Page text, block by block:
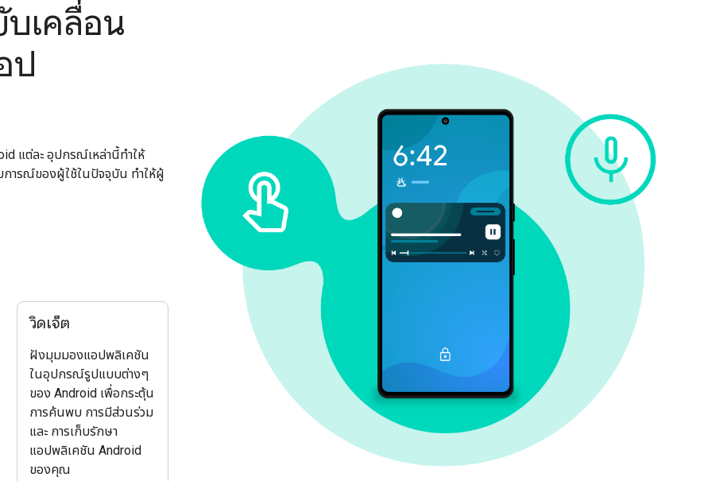
บเคลื่อน
ป
แต่ละ อุปกรณ์เหล่านี้ทำให้
การณ์ของผู้ใช้ในปัจจุบัน ทำให้ผู้
วิดเจ็ต
ฝังมุมมองแอปพลิเคชัน
ในอุปกรณ์รูปแบบต่างๆ
ของ Android เพื่อกระตุ้น
การค้นพบ การมีส่วนร่วม
และ การเก็บรักษา
แอปพลิเคชัน Android
ของคุณ